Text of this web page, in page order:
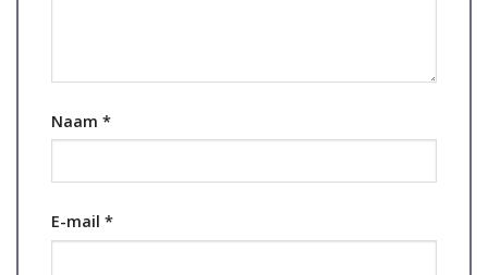
Naam *
E-mail *